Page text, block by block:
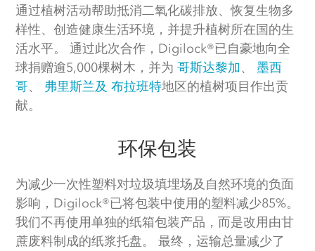
通过植树活动帮助抵消二氧化碳排放、恢复生物多
样性、创造健康生活环境，并提升植树所在国的生
活水平。 通过此次合作，Digilock®已自豪地向全
球捐赠逾5,000棵树木，并为哥斯达黎加、墨西
哥、 弗里斯兰及 布拉班特地区的植树项目作出贡
献。
环保包装
为减少一次性塑料对垃圾填埋场及自然环境的负面
影响，Digilock®已将包装中使用的塑料减少85%。
我们不再使用单独的纸箱包装产品，而是改用由甘
蔗废料制成的纸浆托盘。 最终，运输总量减少了